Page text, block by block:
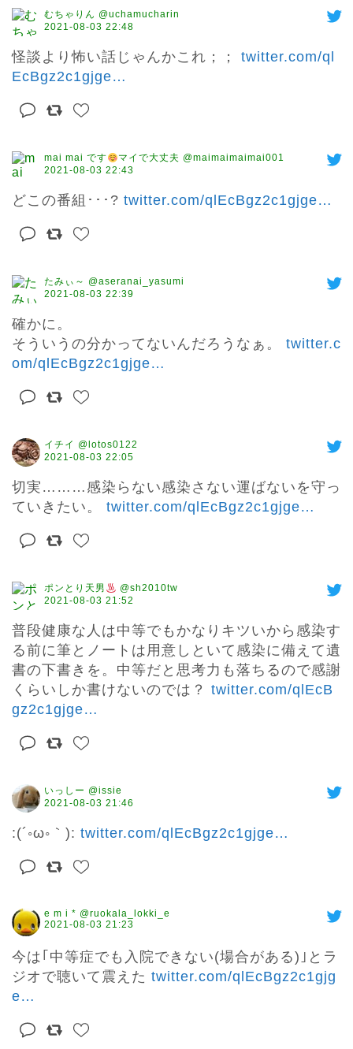
むちゃりん @uchamucharin
2021-08-03 22:48
怪談より怖い話じゃんかこれ；； twitter.com/ql
EcBgz2c1gjge…
mai mai です
マイで大丈夫 @maimaimaimai001
2021-08-03 22:43
どこの番組･･･? twitter.com/qlEcBgz2c1gjge…
たみぃ～ @aseranai_yasumi
2021-08-03 22:39
確かに。
そういうの分かってないんだろうなぁ。 twitter.c
om/qlEcBgz2c1gjge…
イチイ @lotos0122
2021-08-03 22:05
切実………感染らない感染さない運ばないを守っ
ていきたい。 twitter.com/qlEcBgz2c1gjge…
ポンとり天男
@sh2010tw
2021-08-03 21:52
普段健康な人は中等でもかなりキツいから感染す
る前に筆とノートは用意しといて感染に備えて遺
書の下書きを。中等だと思考力も落ちるので感謝
くらいしか書けないのでは？ twitter.com/qlEcB
gz2c1gjge…
いっしー @issie
2021-08-03 21:46
:(´◦ω◦｀): twitter.com/qlEcBgz2c1gjge…
e m i * @ruokala_lokki_e
2021-08-03 21:23
今は｢中等症でも入院できない(場合がある)｣とラ
ジオで聴いて震えた twitter.com/qlEcBgz2c1gjg
e…